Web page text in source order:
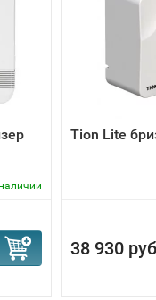
приточная
приточной
вентиляции - лучшее
Tion Lite
38 930